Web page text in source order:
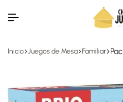
Inicio Juegos de Mesa Familiar